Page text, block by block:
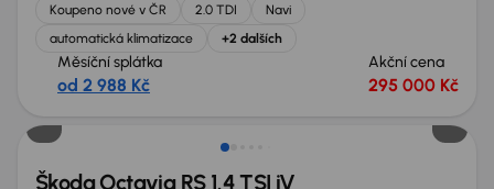
Koupeno nové v ČR 2.0 TDI
Navi
automatická klimatizace
+2 dalších
Měsíční splátka
od 2 988 Kč
Akční cena
295 000 Kč
Možnost odpočtu DPH
Škoda Octavia RS 1.4 TSI iV